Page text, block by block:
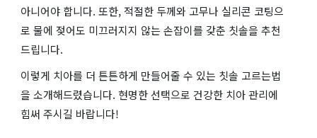
아니어야 합니다. 또한, 적절한 두께와 고무나 실리콘 코팅으
로 물에 젖어도 미끄러지지 않는 손잡이를 갖춘 칫솔을 추천
드립니다.
이렇게 치아를 더 튼튼하게 만들어줄 수 있는 칫솔 고르는법
을 소개해드렸습니다. 현명한 선택으로 건강한 치아 관리에
힘써 주시길 바랍니다!